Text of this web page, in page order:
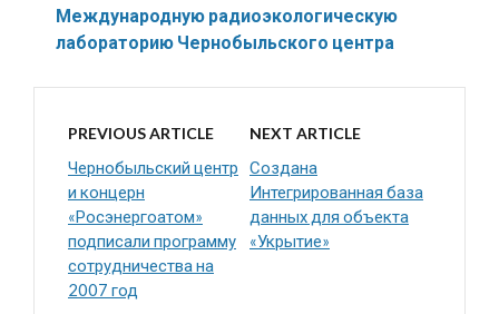
Международную радиоэкологическую
лабораторию Чернобыльского центра
PREVIOUS ARTICLE
Чернобыльский центр
и концерн
«Росэнергоатом»
подписали программу
сотрудничества на
2007 год
NEXT ARTICLE
Создана
Интегрированная база
данных для объекта
«Укрытие»